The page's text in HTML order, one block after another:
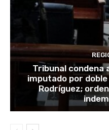
Tribunal condena
imputado por
Rodríguez;